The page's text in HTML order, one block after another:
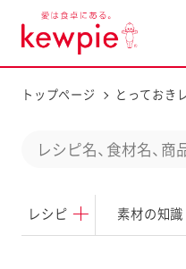
トップページ とっておき
レシピ 素材の知識
d